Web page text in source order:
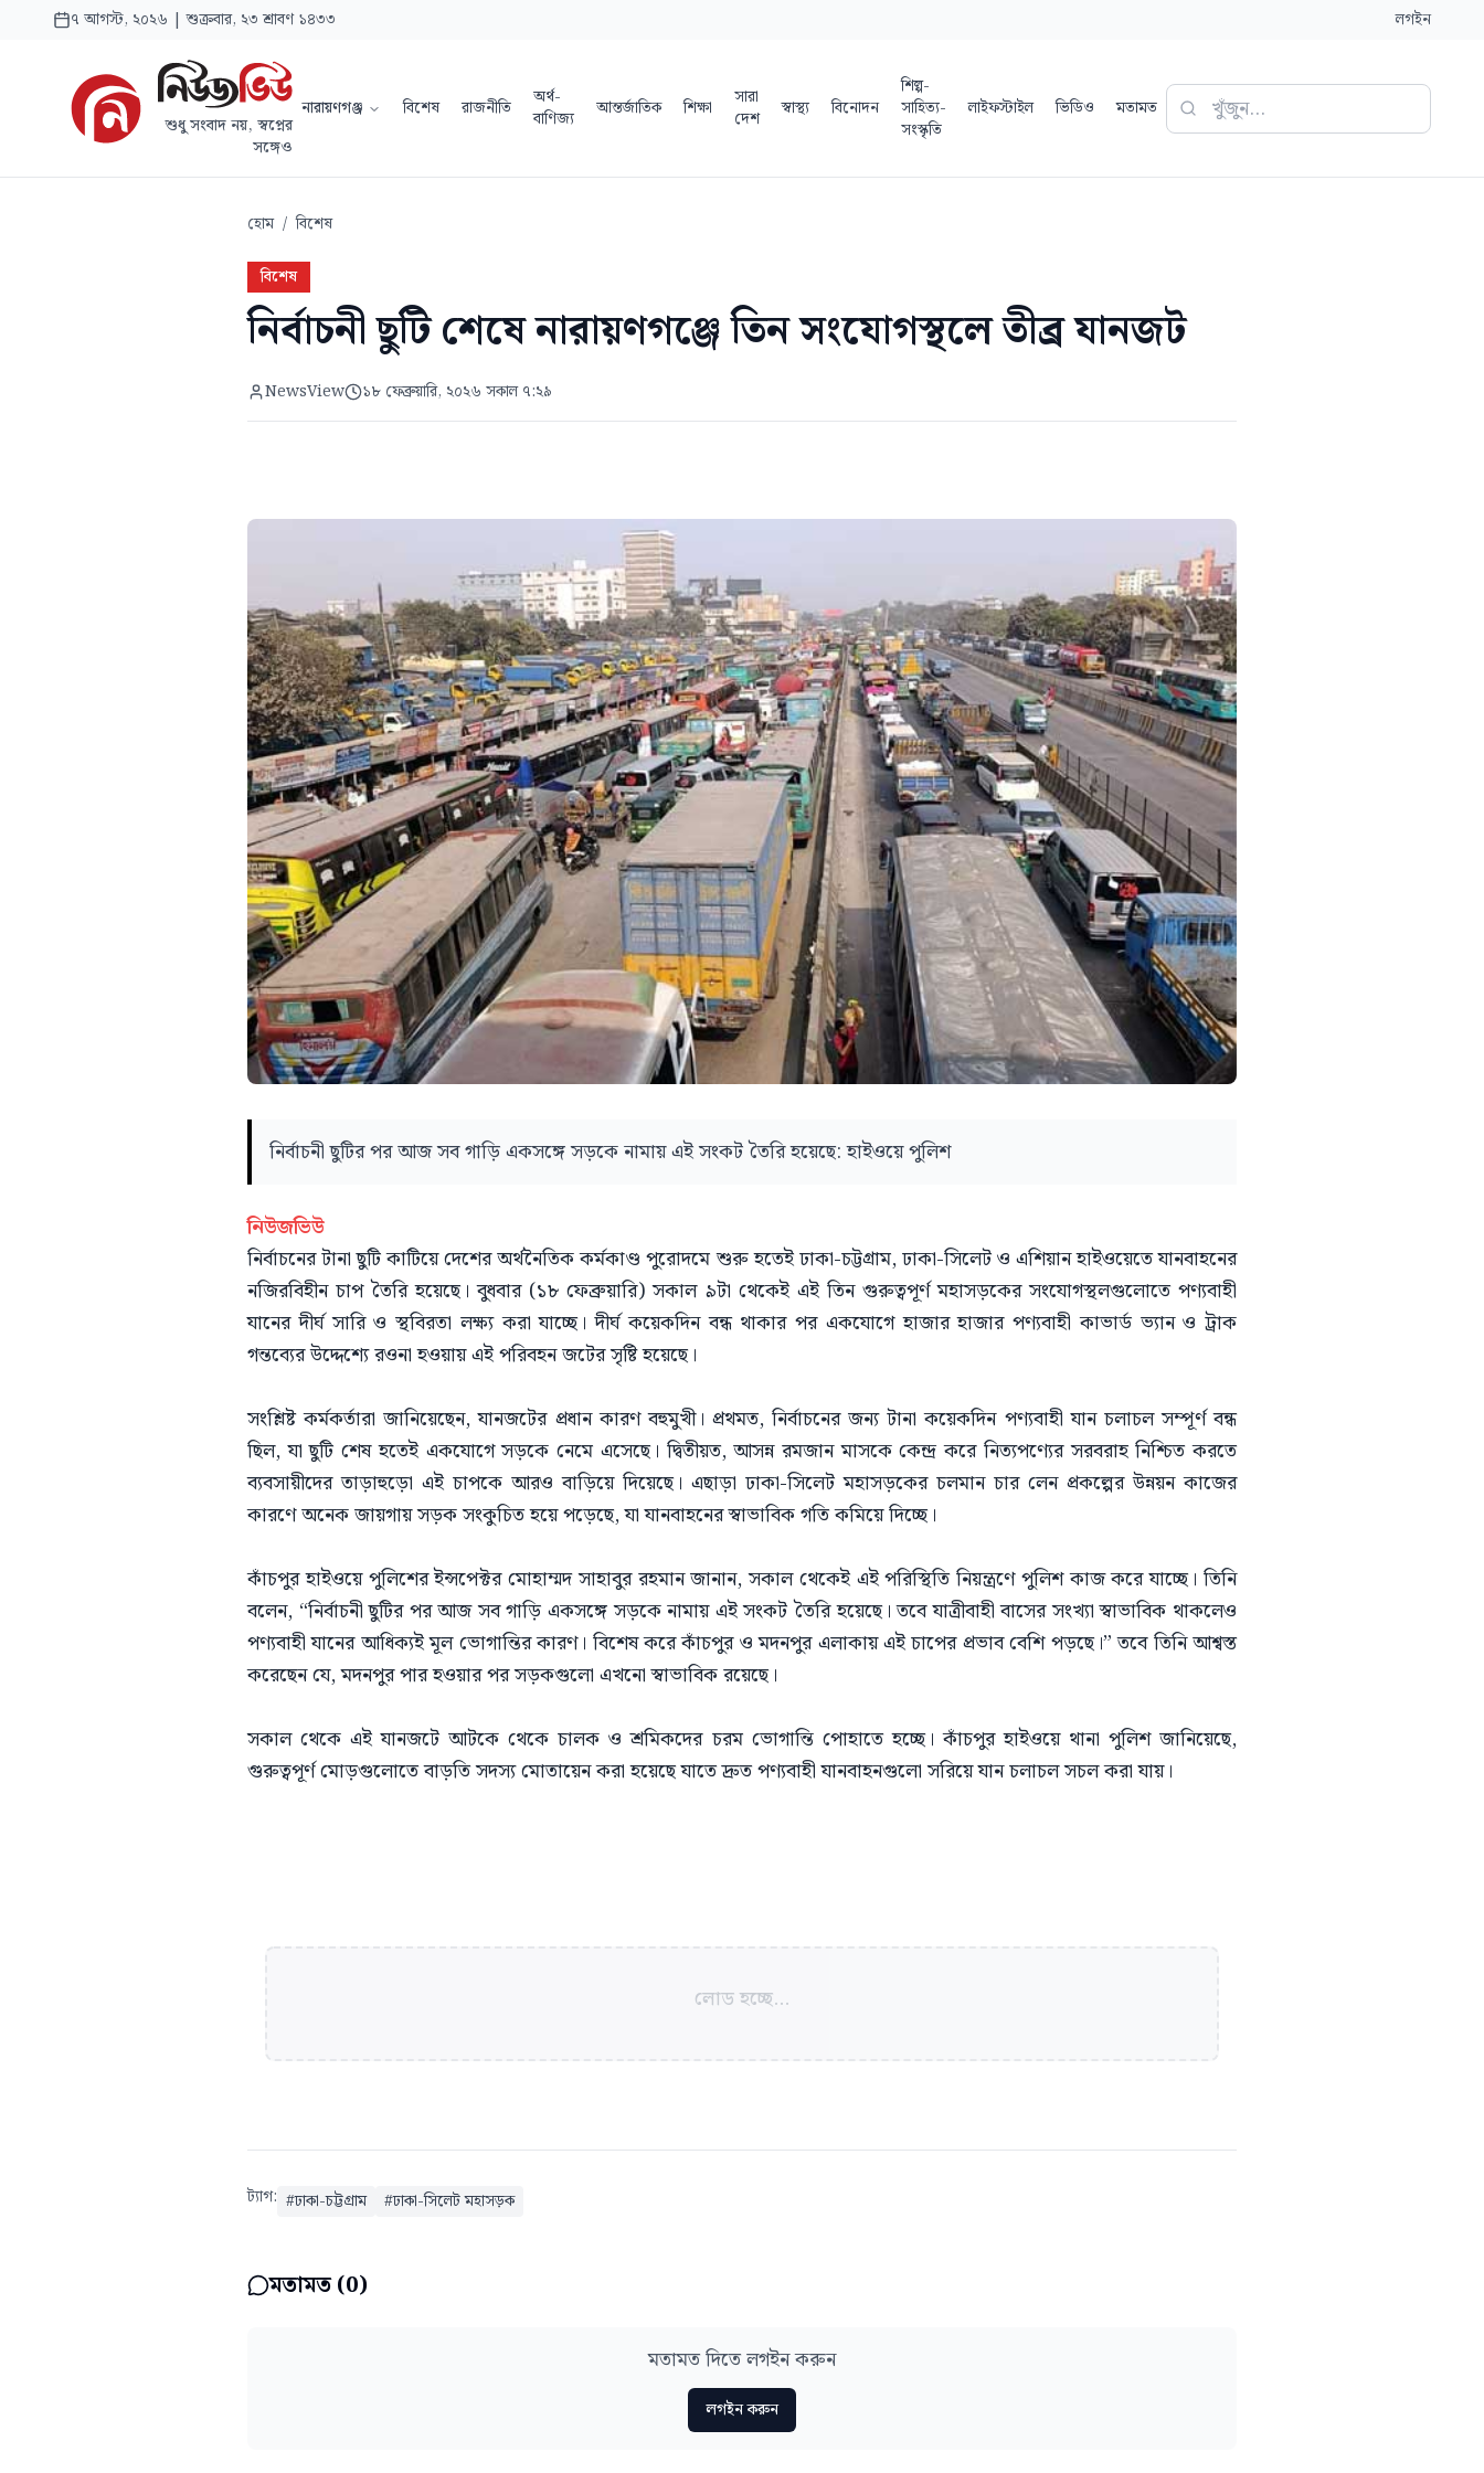
৭ আগস্ট, ২০২৬ | শুক্রবার, ২৩ শ্রাবণ ১৪৩৩ লগইন
শুধু সংবাদ নয়, স্বপ্নের
সঙ্গেও
নারায়ণগঞ্জ বিশেষ রাজনীতি
অর্থ-
বাণিজ্য
আন্তর্জাতিক শিক্ষা
সারা
দেশ
স্বাস্থ্য বিনোদন
শিল্প-
সাহিত্য-
সংস্কৃতি
লাইফস্টাইল ভিডিও মতামত
হোম / বিশেষ
বিশেষ
নির্বাচনী ছুটি শেষে নারায়ণগঞ্জে তিন সংযোগস্থলে তীব্র যানজট
NewsView ১৮ ফেব্রুয়ারি, ২০২৬ সকাল ৭:২৯
নির্বাচনী ছুটির পর আজ সব গাড়ি একসঙ্গে সড়কে নামায় এই সংকট তৈরি হয়েছে: হাইওয়ে পুলিশ
নিউজভিউ
নির্বাচনের টানা ছুটি কাটিয়ে দেশের অর্থনৈতিক কর্মকাণ্ড পুরোদমে শুরু হতেই ঢাকা-চট্টগ্রাম, ঢাকা-সিলেট ও এশিয়ান হাইওয়েতে যানবাহনের
নজিরবিহীন চাপ তৈরি হয়েছে। বুধবার (১৮ ফেব্রুয়ারি) সকাল ৯টা থেকেই এই তিন গুরুত্বপূর্ণ মহাসড়কের সংযোগস্থলগুলোতে পণ্যবাহী
যানের দীর্ঘ সারি ও স্থবিরতা লক্ষ্য করা যাচ্ছে। দীর্ঘ কয়েকদিন বন্ধ থাকার পর একযোগে হাজার হাজার পণ্যবাহী কাভার্ড ভ্যান ও ট্রাক
গন্তব্যের উদ্দেশ্যে রওনা হওয়ায় এই পরিবহন জটের সৃষ্টি হয়েছে।
সংশ্লিষ্ট কর্মকর্তারা জানিয়েছেন, যানজটের প্রধান কারণ বহুমুখী। প্রথমত, নির্বাচনের জন্য টানা কয়েকদিন পণ্যবাহী যান চলাচল সম্পূর্ণ বন্ধ
ছিল, যা ছুটি শেষ হতেই একযোগে সড়কে নেমে এসেছে। দ্বিতীয়ত, আসন্ন রমজান মাসকে কেন্দ্র করে নিত্যপণ্যের সরবরাহ নিশ্চিত করতে
ব্যবসায়ীদের তাড়াহুড়ো এই চাপকে আরও বাড়িয়ে দিয়েছে। এছাড়া ঢাকা-সিলেট মহাসড়কের চলমান চার লেন প্রকল্পের উন্নয়ন কাজের
কারণে অনেক জায়গায় সড়ক সংকুচিত হয়ে পড়েছে, যা যানবাহনের স্বাভাবিক গতি কমিয়ে দিচ্ছে।
কাঁচপুর হাইওয়ে পুলিশের ইন্সপেক্টর মোহাম্মদ সাহাবুর রহমান জানান, সকাল থেকেই এই পরিস্থিতি নিয়ন্ত্রণে পুলিশ কাজ করে যাচ্ছে। তিনি
বলেন, “নির্বাচনী ছুটির পর আজ সব গাড়ি একসঙ্গে সড়কে নামায় এই সংকট তৈরি হয়েছে। তবে যাত্রীবাহী বাসের সংখ্যা স্বাভাবিক থাকলেও
পণ্যবাহী যানের আধিক্যই মূল ভোগান্তির কারণ। বিশেষ করে কাঁচপুর ও মদনপুর এলাকায় এই চাপের প্রভাব বেশি পড়ছে।” তবে তিনি আশ্বস্ত
করেছেন যে, মদনপুর পার হওয়ার পর সড়কগুলো এখনো স্বাভাবিক রয়েছে।
সকাল থেকে এই যানজটে আটকে থেকে চালক ও শ্রমিকদের চরম ভোগান্তি পোহাতে হচ্ছে। কাঁচপুর হাইওয়ে থানা পুলিশ জানিয়েছে,
গুরুত্বপূর্ণ মোড়গুলোতে বাড়তি সদস্য মোতায়েন করা হয়েছে যাতে দ্রুত পণ্যবাহী যানবাহনগুলো সরিয়ে যান চলাচল সচল করা যায়।
লোড হচ্ছে...
ট্যাগ: #ঢাকা-চট্টগ্রাম #ঢাকা-সিলেট মহাসড়ক
মতামত (0)
মতামত দিতে লগইন করুন
লগইন করুন